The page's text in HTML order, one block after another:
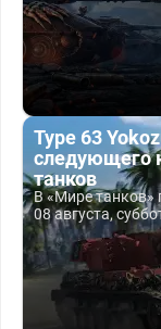
Type 63
следующего
танков
В «Мире танков»
08 августа,